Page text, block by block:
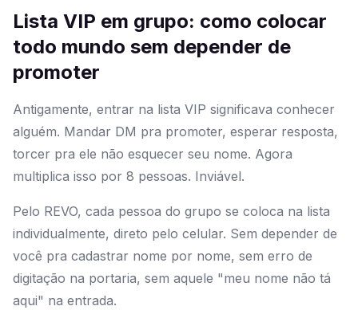
Lista VIP em grupo: como colocar
todo mundo sem depender de
promoter
Antigamente, entrar na lista VIP significava conhecer
alguém. Mandar DM pra promoter, esperar resposta,
torcer pra ele não esquecer seu nome. Agora
multiplica isso por 8 pessoas. Inviável.
Pelo REVO, cada pessoa do grupo se coloca na lista
individualmente, direto pelo celular. Sem depender de
você pra cadastrar nome por nome, sem erro de
digitação na portaria, sem aquele "meu nome não tá
aqui" na entrada.